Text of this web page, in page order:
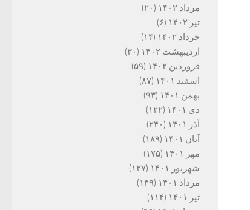
مرداد ۱۴۰۲
(۲۰)
تیر ۱۴۰۲
(۶)
خرداد ۱۴۰۲
(۱۴)
اردیبهشت ۱۴۰۲
(۳۰)
فروردین ۱۴۰۲
(۵۹)
اسفند ۱۴۰۱
(۸۷)
بهمن ۱۴۰۱
(۹۳)
دی ۱۴۰۱
(۱۲۲)
آذر ۱۴۰۱
(۲۴۰)
آبان ۱۴۰۱
(۱۸۹)
مهر ۱۴۰۱
(۱۷۵)
شهریور ۱۴۰۱
(۱۲۷)
مرداد ۱۴۰۱
(۱۴۹)
تیر ۱۴۰۱
(۱۱۴)